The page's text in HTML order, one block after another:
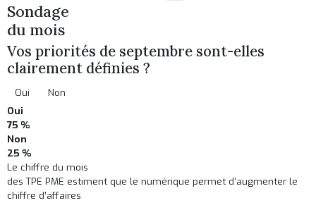
Sondage
du mois
Vos priorités de septembre sont-elles
clairement définies ?
Oui
Non
Oui
75 %
Non
25 %
Le chiffre du mois
des TPE PME estiment que le numérique permet d’augmenter le
chiffre d’affaires